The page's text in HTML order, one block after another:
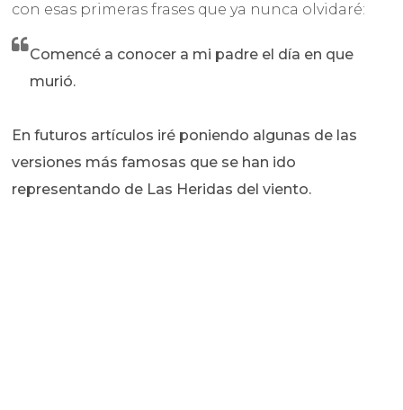
con esas primeras frases que ya nunca olvidaré:
Comencé a conocer a mi padre el día en que
murió.
En futuros artículos iré poniendo algunas de las
versiones más famosas que se han ido
representando de Las Heridas del viento.